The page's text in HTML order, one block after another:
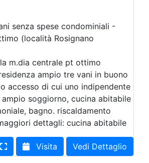
senza spese condominiali -
(località Rosignano
m.dia centrale pt ottimo
ampio tre vani in buono
accesso di cui uno indipendente
soggiorno, cucina abitabile
bagno. riscaldamento
dettagli: cucina abitabile
Visita Vedi Dettaglio